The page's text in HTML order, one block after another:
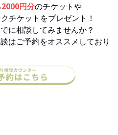
2000円分のチケットや
チケットをプレゼント！
に相談してみませんか？
はご予約をオススメしており